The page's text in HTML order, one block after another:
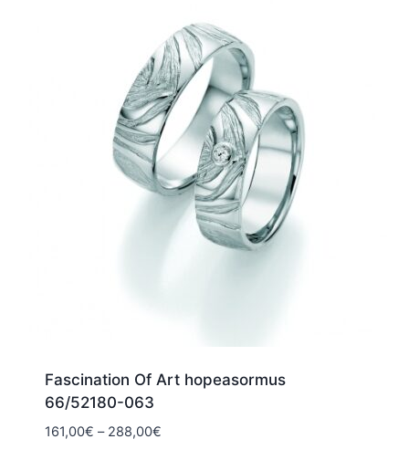
Fascination Of Art hopeasormus
66/52180-063
161,00€ – 288,00€Hintaluokka: